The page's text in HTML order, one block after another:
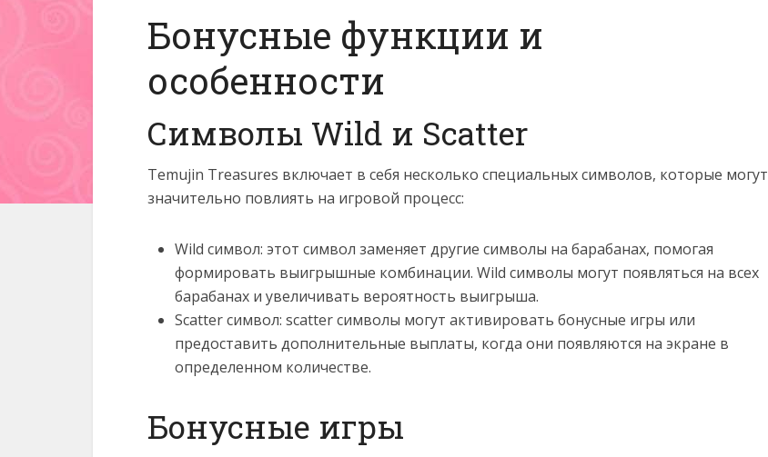
Бонусные функции и
особенности
Символы Wild и Scatter
Temujin Treasures включает в себя несколько специальных символов, которые могут
значительно повлиять на игровой процесс:
Wild символ: этот символ заменяет другие символы на барабанах, помогая
формировать выигрышные комбинации. Wild символы могут появляться на всех
барабанах и увеличивать вероятность выигрыша.
Scatter символ: scatter символы могут активировать бонусные игры или
предоставить дополнительные выплаты, когда они появляются на экране в
определенном количестве.
Бонусные игры